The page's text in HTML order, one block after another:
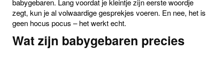
zegt, kun je al volwaardige gesprekjes voeren. En nee, het is
geen hocus pocus – het werkt echt.
Wat zijn babygebaren precies